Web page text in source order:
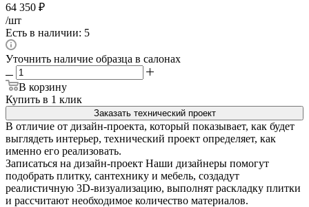
64 350 ₽
/шт
Есть в наличии: 5
Уточнить наличие образца в салонах
В корзину
Купить в 1 клик
Заказать технический проект
В отличие от дизайн-проекта, который показывает, как будет
выглядеть интерьер, технический проект определяет, как
именно его реализовать.
Записаться на дизайн-проект Наши дизайнеры помогут
подобрать плитку, сантехнику и мебель, создадут
реалистичную 3D-визуализацию, выполнят раскладку плитки
и рассчитают необходимое количество материалов.